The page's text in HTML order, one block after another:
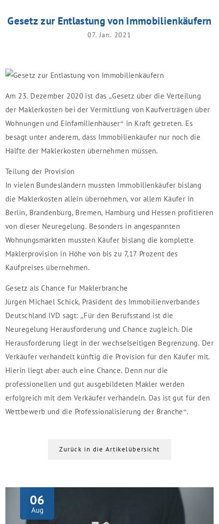
Gesetz zur Entlastung von Immobilienkäufern
07. Jan. 2021
Am 23. Dezember 2020 ist das „Gesetz über die Verteilung
der Maklerkosten bei der Vermittlung von Kaufverträgen über
Wohnungen und Einfamilienhäuser“ in Kraft getreten. Es
besagt unter anderem, dass Immobilienkäufer nur noch die
Hälfte der Maklerkosten übernehmen müssen.
Teilung der Provision
In vielen Bundesländern mussten Immobilienkäufer bislang
die Maklerkosten allein übernehmen, vor allem Käufer in
Berlin, Brandenburg, Bremen, Hamburg und Hessen profitieren
von dieser Neuregelung. Besonders in angespannten
Wohnungsmärkten mussten Käufer bislang die komplette
Maklerprovision in Höhe von bis zu 7,17 Prozent des
Kaufpreises übernehmen.
Gesetz als Chance für Maklerbranche
Jürgen Michael Schick, Präsident des Immobilienverbandes
Deutschland IVD sagt: „Für den Berufsstand ist die
Neuregelung Herausforderung und Chance zugleich. Die
Herausforderung liegt in der wechselseitigen Begrenzung. Der
Verkäufer verhandelt künftig die Provision für den Käufer mit.
Hierin liegt aber auch eine Chance. Denn nur die
professionellen und gut ausgebildeten Makler werden
erfolgreich mit dem Verkäufer verhandeln. Das ist gut für den
Wettbewerb und die Professionalisierung der Branche“.
Zurück in die Artikelübersicht
06
Aug